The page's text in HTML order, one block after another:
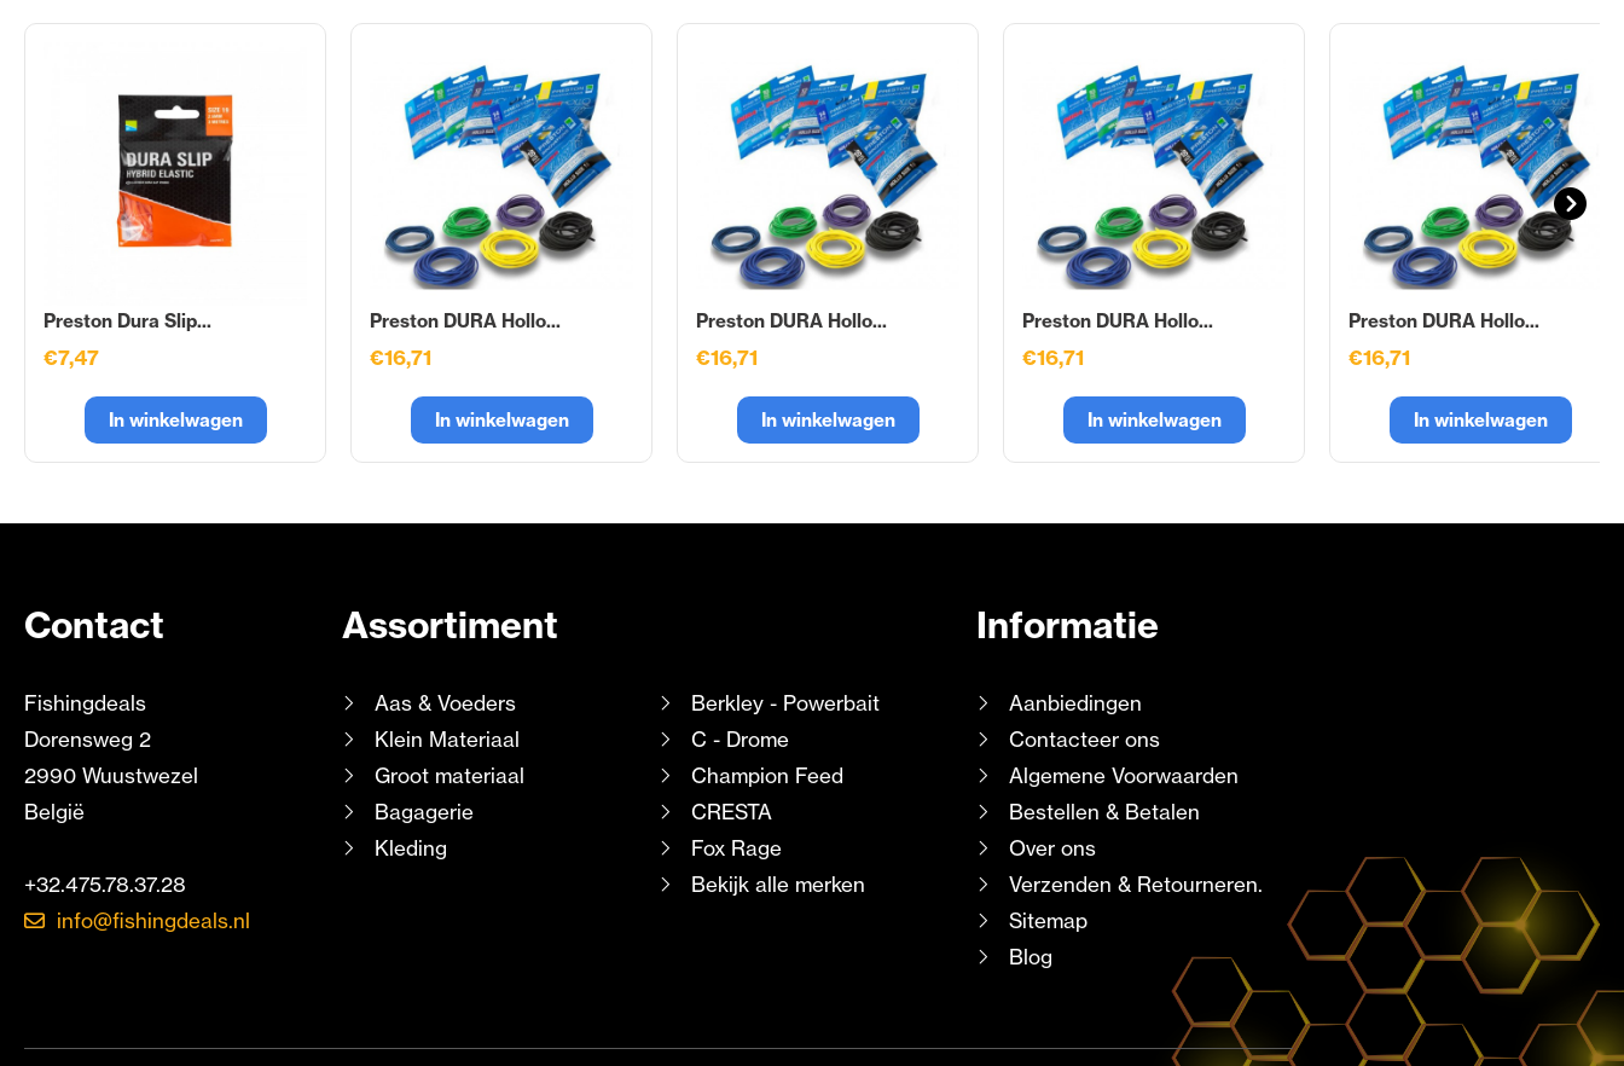
Preston Dura Slip...
€7,47
In winkelwagen
Preston DURA Hollo...
€16,71
In winkelwagen
Preston DURA Hollo...
€16,71
In winkelwagen
Preston DURA Hollo...
€16,71
In winkelwagen
Preston DURA Hollo...
€16,71
In winkelwagen
Contact
Fishingdeals
Dorensweg 2
2990 Wuustwezel
België
+32.475.78.37.28
info@fishingdeals.nl
Assortiment
Aas & Voeders
Klein Materiaal
Groot materiaal
Bagagerie
Kleding
Berkley - Powerbait
C - Drome
Champion Feed
CRESTA
Fox Rage
Bekijk alle merken
Informatie
Aanbiedingen
Contacteer ons
Algemene Voorwaarden
Bestellen & Betalen
Over ons
Verzenden & Retourneren.
Sitemap
Blog